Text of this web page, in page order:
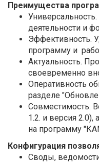
Преимущества
деятельности и
Эффективность.
программу и
Актуальность.
своевременно
Оперативность
разделе
Совместимость.
1.2. и версия
на программу
Конфигурация
Своды,